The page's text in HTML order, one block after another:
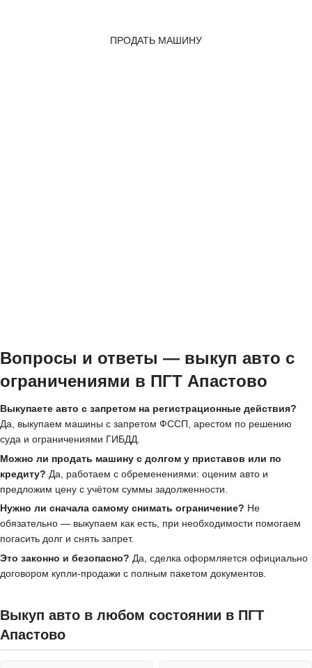
ПРОДАТЬ МАШИНУ
Вопросы и ответы — выкуп авто с
ограничениями в ПГТ Апастово
Выкупаете авто с запретом на регистрационные действия?
Да, выкупаем машины с запретом ФССП, арестом по решению
суда и ограничениями ГИБДД.
Можно ли продать машину с долгом у приставов или по
кредиту? Да, работаем с обременениями: оценим авто и
предложим цену с учётом суммы задолженности.
Нужно ли сначала самому снимать ограничение? Не
обязательно — выкупаем как есть, при необходимости помогаем
погасить долг и снять запрет.
Это законно и безопасно? Да, сделка оформляется официально
договором купли-продажи с полным пакетом документов.
Выкуп авто в любом состоянии в ПГТ
Апастово